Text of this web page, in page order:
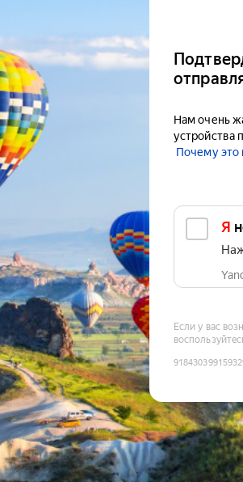
Нам очень
устройства
Почему это
Если у вас